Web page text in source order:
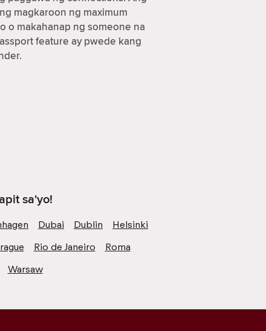
magkaroon ng maximum
o makahanap ng someone na
feature ay pwede kang
sa'yo!
Dubai Dublin
Helsinki
Rio de Janeiro
Roma
Warsaw